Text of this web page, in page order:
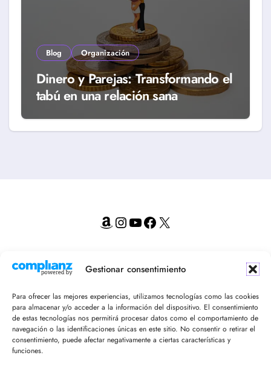
Gestionar consentimiento
Para ofrecer las mejores experiencias, utilizamos tecnologías como las cookies
para almacenar y/o acceder a la información del dispositivo. El consentimiento
de estas tecnologías nos permitirá procesar datos como el comportamiento de
navegación o las identificaciones únicas en este sitio. No consentir o retirar el
consentimiento, puede afectar negativamente a ciertas características y
funciones.
Blog Organización
Dinero y Parejas: Transformando el
tabú en una relación sana
Amazon
Instagram
YouTube
Facebook
X
¡Recibe en tu email nuestro newsletter!